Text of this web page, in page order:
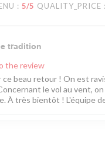
: 5/5 QUALITY_PRICE
tradition
the review
beau retour ! On est
le vol au vent,
À très bientôt ! L'équipe